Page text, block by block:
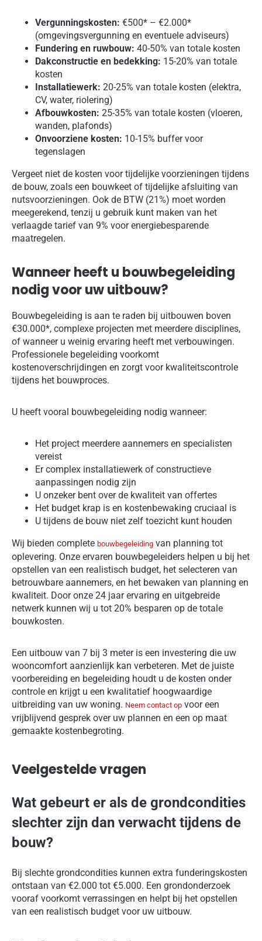
Vergunningskosten: €500* – €2.000*
(omgevingsvergunning en eventuele adviseurs)
Fundering en ruwbouw: 40-50% van totale kosten
Dakconstructie en bedekking: 15-20% van totale
kosten
Installatiewerk: 20-25% van totale kosten (elektra,
CV, water, riolering)
Afbouwkosten: 25-35% van totale kosten (vloeren,
wanden, plafonds)
Onvoorziene kosten: 10-15% buffer voor
tegenslagen
Vergeet niet de kosten voor tijdelijke voorzieningen tijdens
de bouw, zoals een bouwkeet of tijdelijke afsluiting van
nutsvoorzieningen. Ook de BTW (21%) moet worden
meegerekend, tenzij u gebruik kunt maken van het
verlaagde tarief van 9% voor energiebesparende
maatregelen.
Wanneer heeft u bouwbegeleiding
nodig voor uw uitbouw?
Bouwbegeleiding is aan te raden bij uitbouwen boven
€30.000*, complexe projecten met meerdere disciplines,
of wanneer u weinig ervaring heeft met verbouwingen.
Professionele begeleiding voorkomt
kostenoverschrijdingen en zorgt voor kwaliteitscontrole
tijdens het bouwproces.
U heeft vooral bouwbegeleiding nodig wanneer:
Het project meerdere aannemers en specialisten
vereist
Er complex installatiewerk of constructieve
aanpassingen nodig zijn
U onzeker bent over de kwaliteit van offertes
Het budget krap is en kostenbewaking cruciaal is
U tijdens de bouw niet zelf toezicht kunt houden
Wij bieden complete bouwbegeleiding van planning tot
oplevering. Onze ervaren bouwbegeleiders helpen u bij het
opstellen van een realistisch budget, het selecteren van
betrouwbare aannemers, en het bewaken van planning en
kwaliteit. Door onze 24 jaar ervaring en uitgebreide
netwerk kunnen wij u tot 20% besparen op de totale
bouwkosten.
Een uitbouw van 7 bij 3 meter is een investering die uw
wooncomfort aanzienlijk kan verbeteren. Met de juiste
voorbereiding en begeleiding houdt u de kosten onder
controle en krijgt u een kwalitatief hoogwaardige
uitbreiding van uw woning. Neem contact op voor een
vrijblijvend gesprek over uw plannen en een op maat
gemaakte kostenbegroting.
Veelgestelde vragen
Wat gebeurt er als de grondcondities
slechter zijn dan verwacht tijdens de
bouw?
Bij slechte grondcondities kunnen extra funderingskosten
ontstaan van €2.000 tot €5.000. Een grondonderzoek
vooraf voorkomt verrassingen en helpt bij het opstellen
van een realistisch budget voor uw uitbouw.